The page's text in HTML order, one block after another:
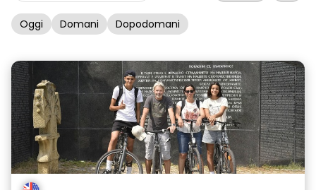
Oggi Domani Dopodomani